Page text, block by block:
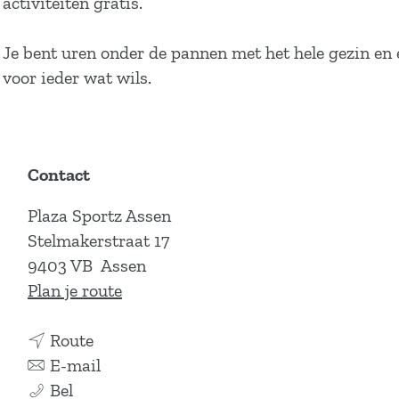
Je bent uren onder de pannen met het hele gezin en
voor ieder wat wils.
Contact
Plaza Sportz Assen
Stelmakerstraat 17
9403 VB Assen
Plan je routen
Routen
a
E-mailn
BelP